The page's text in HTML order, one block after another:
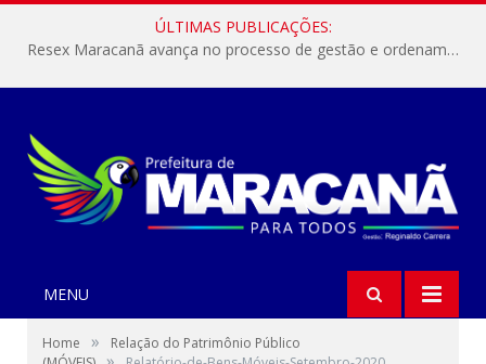
ÚLTIMAS PUBLICAÇÕES:
Resex Maracanã avança no processo de gestão e ordenamento do turismo em nossas áreas protegidas.
MENU
Home »
Relação do Patrimônio Público